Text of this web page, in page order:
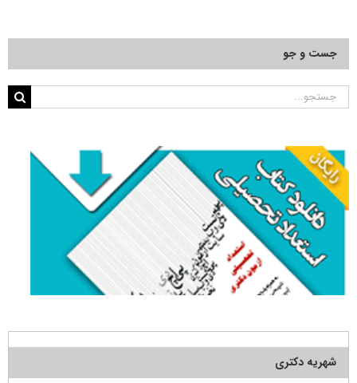
جست و جو
جستجو
شهریه دکتری